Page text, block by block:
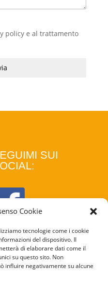
Cookie
tecnologie come i cookie
del dispositivo. Il
di elaborare dati come il
su questo sito. Non
influire negativamente su alcune
policye al trattamento
SUI